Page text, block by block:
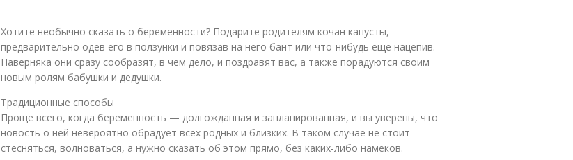
Хотите необычно сказать о беременности? Подарите родителям кочан капусты,
предварительно одев его в ползунки и повязав на него бант или что-нибудь еще нацепив.
Наверняка они сразу сообразят, в чем дело, и поздравят вас, а также порадуются своим
новым ролям бабушки и дедушки.
Традиционные способы
Проще всего, когда беременность — долгожданная и запланированная, и вы уверены, что
новость о ней невероятно обрадует всех родных и близких. В таком случае не стоит
стесняться, волноваться, а нужно сказать об этом прямо, без каких-либо намёков.